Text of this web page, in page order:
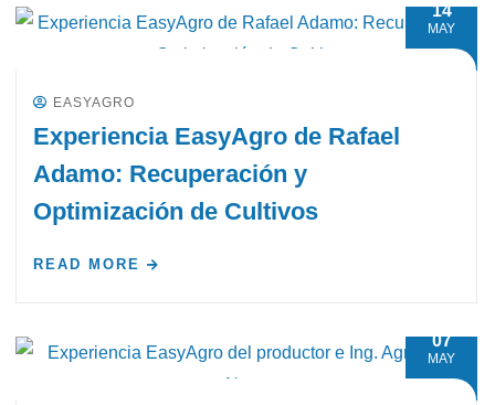
14
MAY
EASYAGRO
Experiencia EasyAgro de Rafael
Adamo: Recuperación y
Optimización de Cultivos
READ MORE
07
MAY